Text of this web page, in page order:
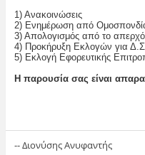
1) Ανακοινώσεις
2) Ενημέρωση από
3) Απολογισμός από το
4) Προκήρυξη Εκλογών για
5) Εκλογή Εφορευτικής
Η παρουσία σας είναι
-- Διονύσης Ανυφαντής